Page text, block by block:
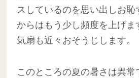
スしているのを思い出しお
からはもう少し頻度を上げま
気扇も近々おそうじします。
このところの夏の暑さは異常